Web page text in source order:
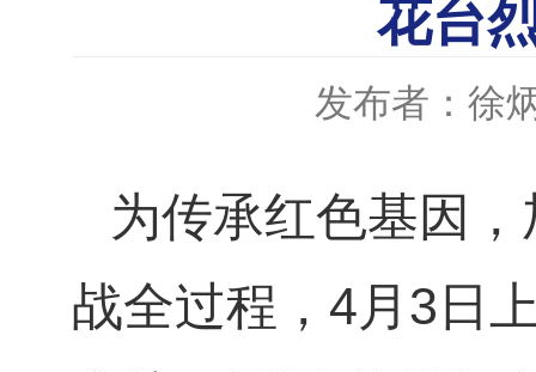
花台
发布者：徐
为传承红色基因
战全过程，4月3日